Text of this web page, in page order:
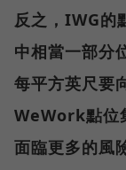
反之，IWG的
中相當一部分
每平方英尺要
WeWork點位
面臨更多的風